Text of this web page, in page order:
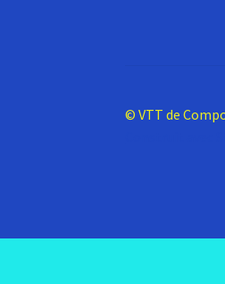
© VTT de
Construit avec